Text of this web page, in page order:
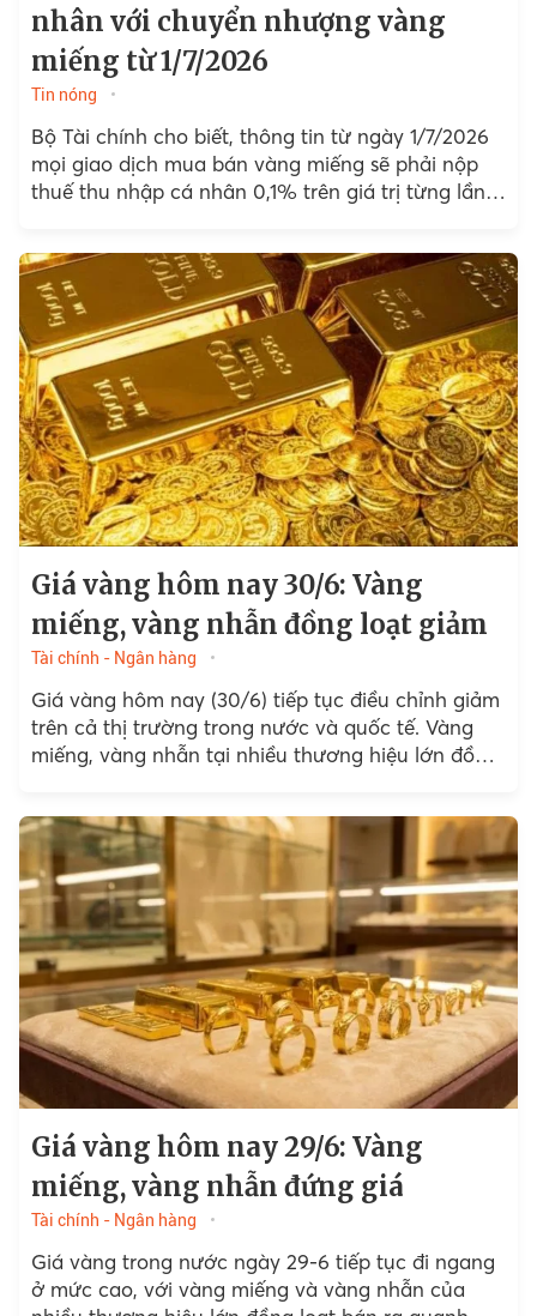
nhân với chuyển nhượng vàng
miếng từ 1/7/2026
Tin nóng
Bộ Tài chính cho biết, thông tin từ ngày 1/7/2026
mọi giao dịch mua bán vàng miếng sẽ phải nộp
thuế thu nhập cá nhân 0,1% trên giá trị từng lần
Giá vàng hôm nay 30/6: Vàng
miếng, vàng nhẫn đồng loạt giảm
Tài chính - Ngân hàng
Giá vàng hôm nay (30/6) tiếp tục điều chỉnh giảm
trên cả thị trường trong nước và quốc tế. Vàng
miếng, vàng nhẫn tại nhiều thương hiệu lớn đồng
Giá vàng hôm nay 29/6: Vàng
miếng, vàng nhẫn đứng giá
Tài chính - Ngân hàng
Giá vàng trong nước ngày 29-6 tiếp tục đi ngang
ở mức cao, với vàng miếng và vàng nhẫn của